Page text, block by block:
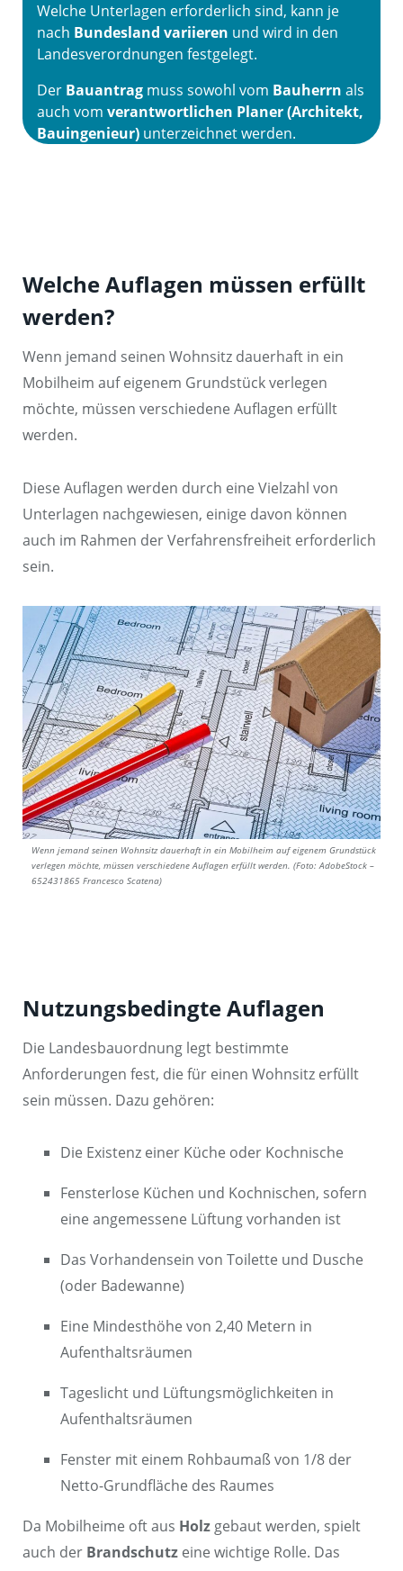
Welche Unterlagen erforderlich sind, kann je
nach Bundesland variieren und wird in den
Landesverordnungen festgelegt.
Der Bauantrag muss sowohl vom Bauherrn als
auch vom verantwortlichen Planer (Architekt,
Bauingenieur) unterzeichnet werden.
Welche Auflagen müssen erfüllt
werden?
Wenn jemand seinen Wohnsitz dauerhaft in ein
Mobilheim auf eigenem Grundstück verlegen
möchte, müssen verschiedene Auflagen erfüllt
werden.
Diese Auflagen werden durch eine Vielzahl von
Unterlagen nachgewiesen, einige davon können
auch im Rahmen der Verfahrensfreiheit erforderlich
sein.
Wenn jemand seinen Wohnsitz dauerhaft in ein Mobilheim auf eigenem Grundstück
verlegen möchte, müssen verschiedene Auflagen erfüllt werden. (Foto: AdobeStock –
652431865 Francesco Scatena)
Nutzungsbedingte Auflagen
Die Landesbauordnung legt bestimmte
Anforderungen fest, die für einen Wohnsitz erfüllt
sein müssen. Dazu gehören:
Die Existenz einer Küche oder Kochnische
Fensterlose Küchen und Kochnischen, sofern
eine angemessene Lüftung vorhanden ist
Das Vorhandensein von Toilette und Dusche
(oder Badewanne)
Eine Mindesthöhe von 2,40 Metern in
Aufenthaltsräumen
Tageslicht und Lüftungsmöglichkeiten in
Aufenthaltsräumen
Fenster mit einem Rohbaumaß von 1/8 der
Netto-Grundfläche des Raumes
Da Mobilheime oft aus Holz gebaut werden, spielt
auch der Brandschutz eine wichtige Rolle. Das